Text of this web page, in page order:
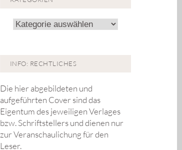
Kategorien
INFO: RECHTLICHES
Die hier abgebildeten und
aufgeführten Cover sind das
Eigentum des jeweiligen Verlages
bzw. Schriftstellers und dienen nur
zur Veranschaulichung für den
Leser.